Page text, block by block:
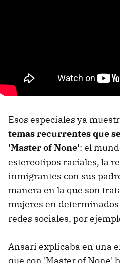
Esos especiales ya
temas recurrentes que
'Master of None': el
estereotipos raciales, la
inmigrantes con sus
manera en la que son
mujeres en
redes sociales, por
Ansari explicaba en una
que con 'Master of None'